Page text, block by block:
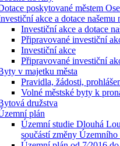
poskytované městem
akce a dotace našemu
Investiční akce a dotace
Připravované investiční
Investiční akce
Připravované investiční
v majetku města
Pravidla, žádosti,
Volné městské byty k
družstva
plán
Územní studie Dlouhá
součástí změny Územního